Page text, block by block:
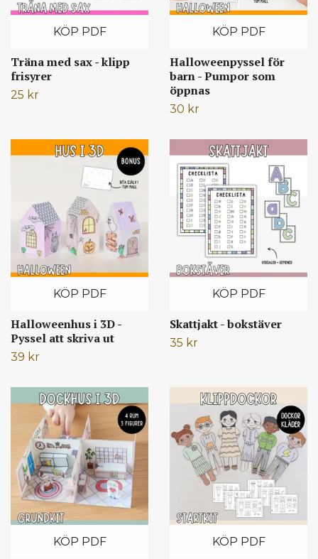
KÖP PDF
Träna med sax - klipp
frisyrer
25 kr
KÖP PDF
Halloweenpyssel för
barn - Pumpor som
öppnas
30 kr
KÖP PDF
Halloweenhus i 3D -
Pyssel att skriva ut
39 kr
KÖP PDF
Skattjakt - bokstäver
35 kr
KÖP PDF KÖP PDF